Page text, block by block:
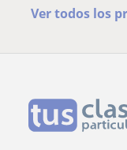
Ver todos los